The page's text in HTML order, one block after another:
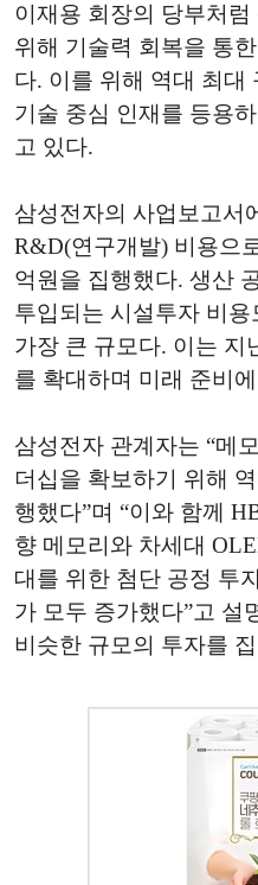
이재용 회장의 당부처
위해 기술력 회복을 통
다. 이를 위해 역대 최대
기술 중심 인재를 등용
고 있다.
삼성전자의 사업보고서
R&D(연구개발) 비용으
억원을 집행했다. 생산
투입되는 시설투자 비용
가장 큰 규모다. 이는 지
를 확대하며 미래 준비
삼성전자 관계자는 “메
더십을 확보하기 위해
행했다”며 “이와 함께
향 메모리와 차세대
대를 위한 첨단 공정 투
가 모두 증가했다”고 설
비슷한 규모의 투자를